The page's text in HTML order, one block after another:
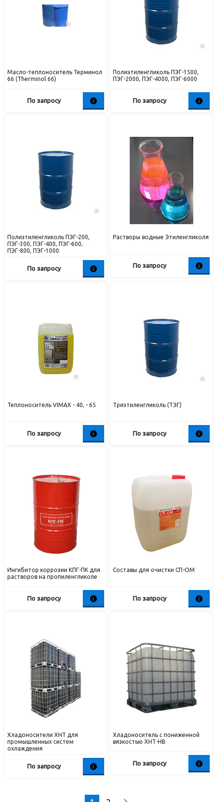
Масло-теплоноситель Терминол
66 (Therminol 66)
По запросу
Полиэтиленгликоль ПЭГ-1500,
ПЭГ-2000, ПЭГ-4000, ПЭГ-6000
По запросу
Полиэтиленгликоль ПЭГ-200,
ПЭГ-300, ПЭГ-400, ПЭГ-600,
ПЭГ-800, ПЭГ-1000
По запросу
Растворы водные Этиленгликоля
По запросу
Теплоноситель VIMAX - 40, - 65
По запросу
Триэтиленгликоль (ТЭГ)
По запросу
Ингибитор коррозии КПГ-ПК для
растворов на пропиленгликоле
По запросу
Составы для очистки СП-ОМ
По запросу
Хладоносители ХНТ для
промышленных систем
охлаждения
По запросу
Хладоноситель с пониженной
вязкостью ХНТ-НВ
По запросу